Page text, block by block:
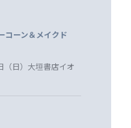
コーン＆メイクド
（日）大垣書店イオ